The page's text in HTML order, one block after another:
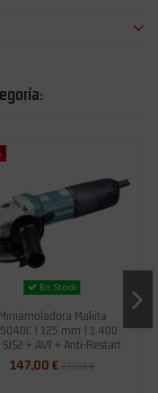
En Stock
Miniamoladora Makita
| 125 mm | 1.400
+ AVT + Anti-Restart
147,00 €279,51 €